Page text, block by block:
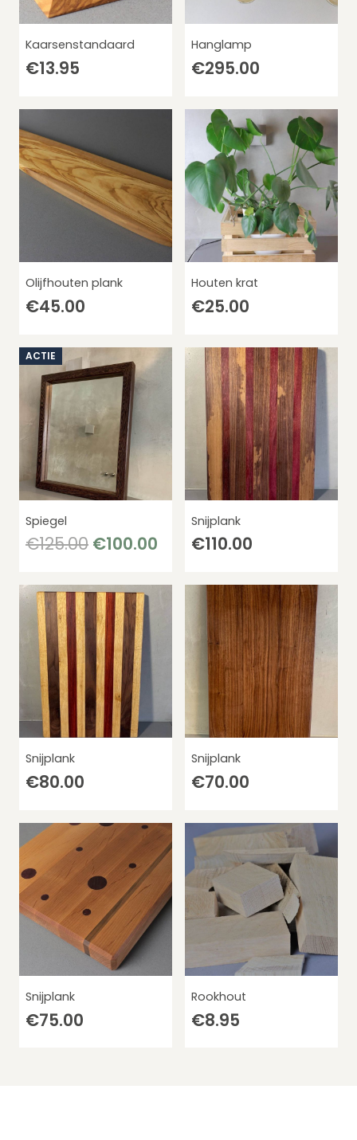
Kaarsenstandaard
€13.95
Hanglamp
€295.00
Olijfhouten plank
€45.00
Houten krat
€25.00
ACTIE
Spiegel
€125.00 Oorspronkelijke
was:
€125.00.
€100.00 Huidige
is:
€100.00.
Snijplank
€110.00
Snijplank
€80.00
Snijplank
€70.00
Snijplank
€75.00
Rookhout
€8.95